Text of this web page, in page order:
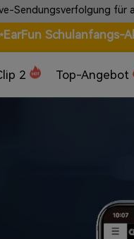
für alle Bestellungen
Schulanfangs-
2 Top-Angebot